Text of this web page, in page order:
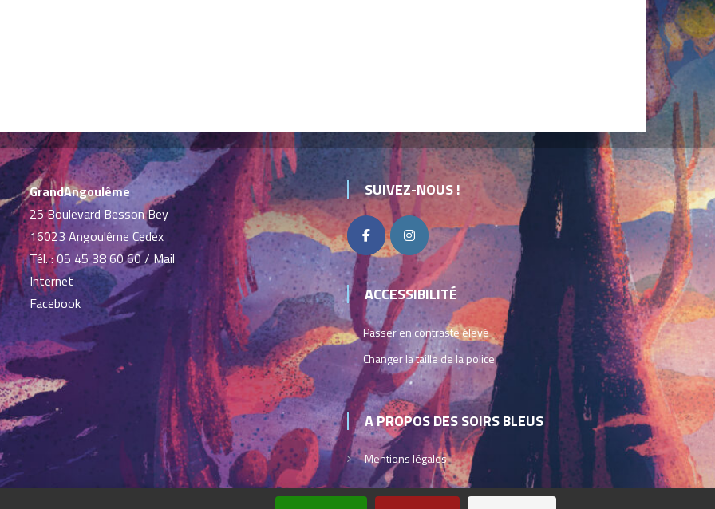
GrandAngoulême
25 Boulevard Besson Bey
16023 Angoulême Cedex
Tél. :05 45 38 60 60/Mail
Internet
Facebook
SUIVEZ-NOUS !
ACCESSIBILITÉ
Passer en contraste élevé
Changer la taille de la police
A PROPOS DES SOIRS BLEUS
Mentions légales